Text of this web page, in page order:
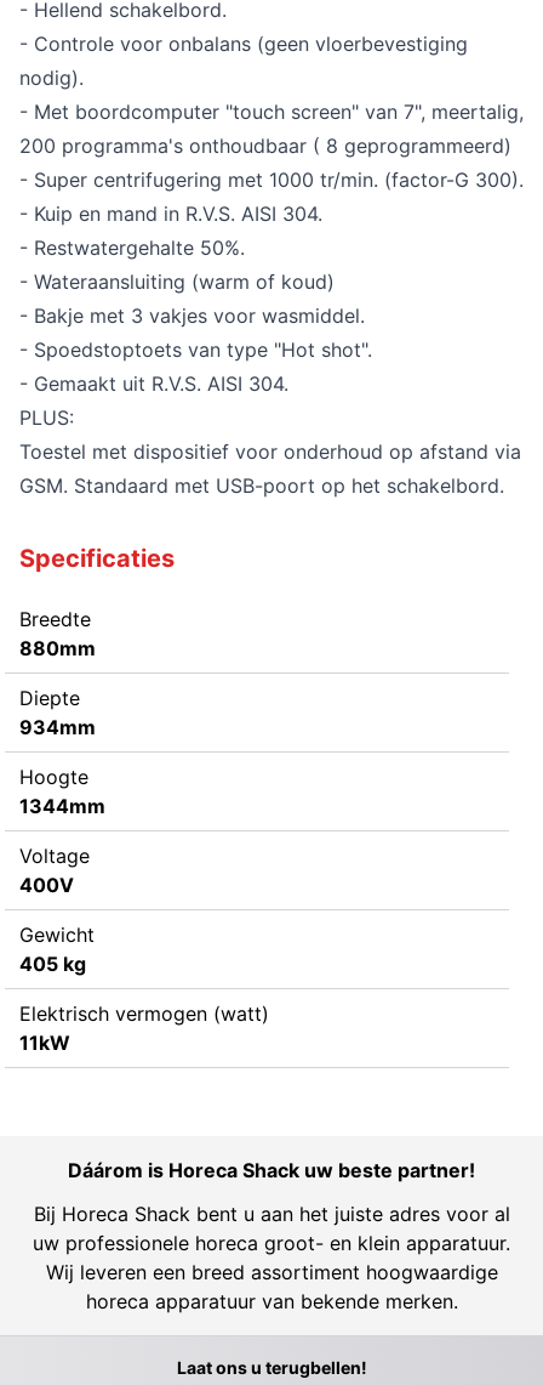
- Hellend schakelbord.
- Controle voor onbalans (geen vloerbevestiging
nodig).
- Met boordcomputer "touch screen" van 7", meertalig,
200 programma's onthoudbaar ( 8 geprogrammeerd)
- Super centrifugering met 1000 tr/min. (factor-G 300).
- Kuip en mand in R.V.S. AISI 304.
- Restwatergehalte 50%.
- Wateraansluiting (warm of koud)
- Bakje met 3 vakjes voor wasmiddel.
- Spoedstoptoets van type "Hot shot".
- Gemaakt uit R.V.S. AISI 304.
PLUS:
Toestel met dispositief voor onderhoud op afstand via
GSM. Standaard met USB-poort op het schakelbord.
Specificaties
Breedte
880mm
Diepte
934mm
Hoogte
1344mm
Voltage
400V
Gewicht
405 kg
Elektrisch vermogen (watt)
11kW
Dáárom is Horeca Shack uw beste partner!
Bij Horeca Shack bent u aan het juiste adres voor al
uw professionele horeca groot- en klein apparatuur.
Wij leveren een breed assortiment hoogwaardige
horeca apparatuur van bekende merken.
Laat ons u terugbellen!